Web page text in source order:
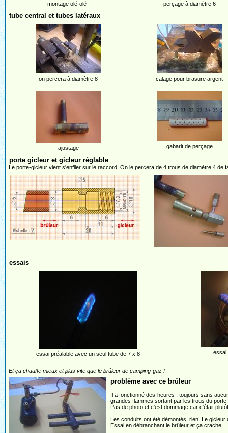
montage olé-olé ! perçage à diamètre 6
tube central et tubes latéraux
on percera à diamètre 8 calage pour brasure argent
ajustage gabarit de perçage
porte gicleur et gicleur réglable
Le porte-gicleur vient s'enfiler sur le raccord. On le percera de 4 trous de diamètre 4 de
essais
essai préalable avec un seul tube de 7 x 8 essai
Et ça chauffe mieux et plus vite que le brûleur de camping-gaz !
problème avec ce brûleur
Il a fonctionné des heures , toujours sans
grandes flammes sortant par les trous du
Pas de photo et c'est dommage car c'était
Les conduits ont été démontés, rien. Le gicleur
Essai en débranchant le brûleur et ça crache